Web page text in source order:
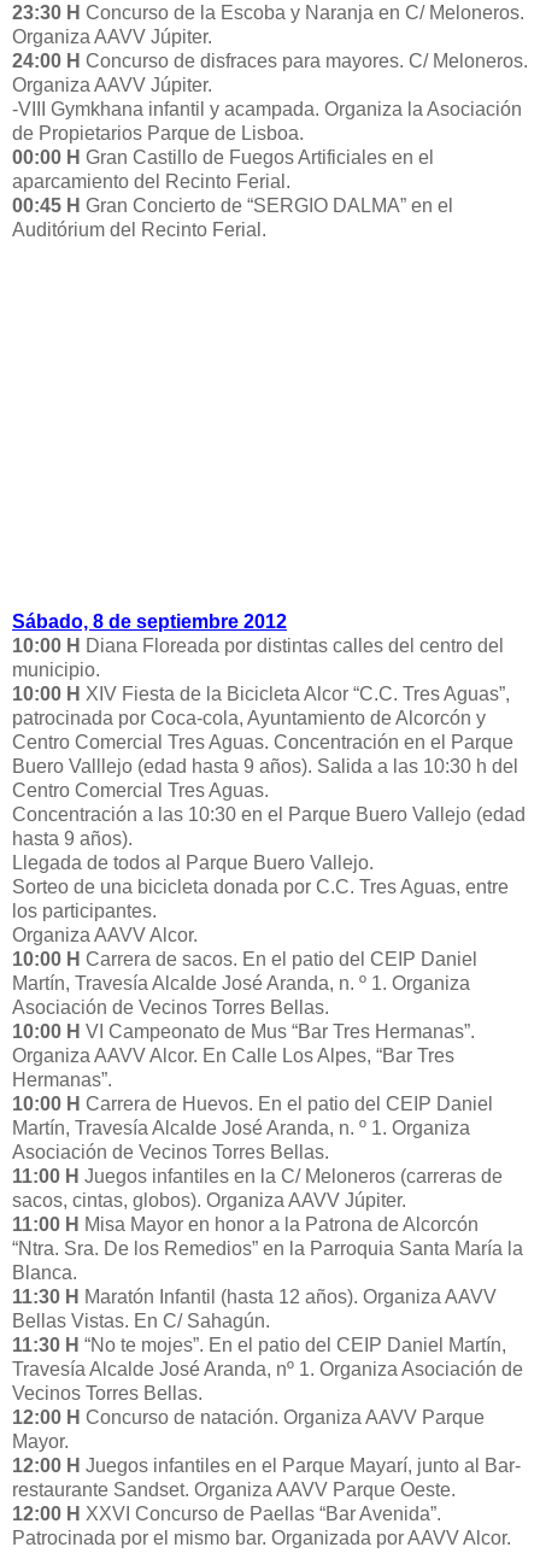
23:30 H Concurso de la Escoba y Naranja en C/ Meloneros.
Organiza AAVV Júpiter.
24:00 H Concurso de disfraces para mayores. C/ Meloneros.
Organiza AAVV Júpiter.
-VIII Gymkhana infantil y acampada. Organiza la Asociación
de Propietarios Parque de Lisboa.
00:00 H Gran Castillo de Fuegos Artificiales en el
aparcamiento del Recinto Ferial.
00:45 H Gran Concierto de “SERGIO DALMA” en el
Auditórium del Recinto Ferial.
Sábado, 8 de septiembre 2012
10:00 H Diana Floreada por distintas calles del centro del
municipio.
10:00 H XIV Fiesta de la Bicicleta Alcor “C.C. Tres Aguas”,
patrocinada por Coca-cola, Ayuntamiento de Alcorcón y
Centro Comercial Tres Aguas. Concentración en el Parque
Buero Valllejo (edad hasta 9 años). Salida a las 10:30 h del
Centro Comercial Tres Aguas.
Concentración a las 10:30 en el Parque Buero Vallejo (edad
hasta 9 años).
Llegada de todos al Parque Buero Vallejo.
Sorteo de una bicicleta donada por C.C. Tres Aguas, entre
los participantes.
Organiza AAVV Alcor.
10:00 H Carrera de sacos. En el patio del CEIP Daniel
Martín, Travesía Alcalde José Aranda, n. º 1. Organiza
Asociación de Vecinos Torres Bellas.
10:00 H VI Campeonato de Mus “Bar Tres Hermanas”.
Organiza AAVV Alcor. En Calle Los Alpes, “Bar Tres
Hermanas”.
10:00 H Carrera de Huevos. En el patio del CEIP Daniel
Martín, Travesía Alcalde José Aranda, n. º 1. Organiza
Asociación de Vecinos Torres Bellas.
11:00 H Juegos infantiles en la C/ Meloneros (carreras de
sacos, cintas, globos). Organiza AAVV Júpiter.
11:00 H Misa Mayor en honor a la Patrona de Alcorcón
“Ntra. Sra. De los Remedios” en la Parroquia Santa María la
Blanca.
11:30 H Maratón Infantil (hasta 12 años). Organiza AAVV
Bellas Vistas. En C/ Sahagún.
11:30 H “No te mojes”. En el patio del CEIP Daniel Martín,
Travesía Alcalde José Aranda, nº 1. Organiza Asociación de
Vecinos Torres Bellas.
12:00 H Concurso de natación. Organiza AAVV Parque
Mayor.
12:00 H Juegos infantiles en el Parque Mayarí, junto al Bar-
restaurante Sandset. Organiza AAVV Parque Oeste.
12:00 H XXVI Concurso de Paellas “Bar Avenida”.
Patrocinada por el mismo bar. Organizada por AAVV Alcor.